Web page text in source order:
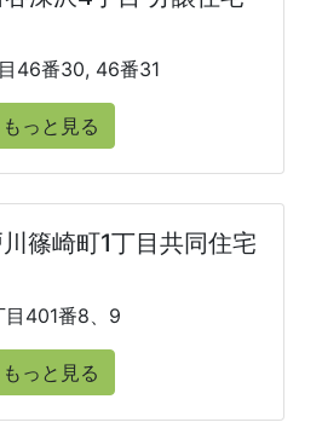
46番30, 46番31
もっと見る
篠崎町1丁目共同住宅
目401番8、9
もっと見る